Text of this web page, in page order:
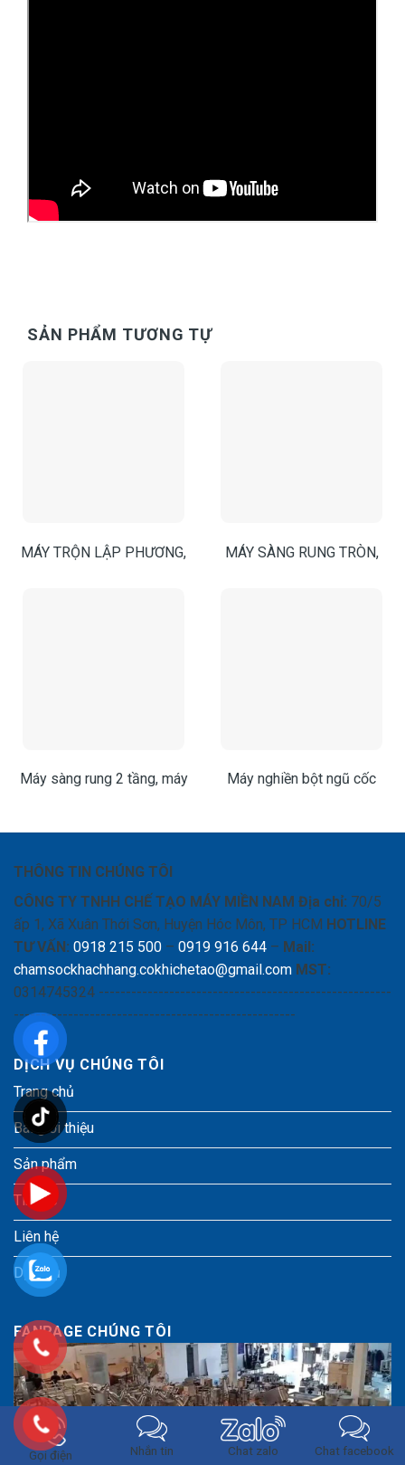
SẢN PHẨM TƯƠNG TỰ
MÁY TRỘN LẬP PHƯƠNG,
MÁY SÀNG RUNG TRÒN,
Máy sàng rung 2 tầng, máy
Máy nghiền bột ngũ cốc
THÔNG TIN CHÚNG TÔI
CÔNG TY TNHH CHẾ TẠO MÁY MIỀN NAM Địa chỉ: 70/5
ấp 1, Xã Xuân Thới Sơn, Huyện Hóc Môn, TP HCM HOTLINE
TƯ VẤN: 0918 215 500 – 0919 916 644 – Mail:
chamsockhachhang.cokhichetao@gmail.com MST:
0314745324 ------------------------------------------------------
----------------------------------------------------
DỊCH VỤ CHÚNG TÔI
Trang chủ
Bài giới thiệu
Sản phẩm
Tin tức
Liên hệ
Dịch vụ
FANPAGE CHÚNG TÔI
Gọi điện Nhắn tin Chat zalo Chat facebook